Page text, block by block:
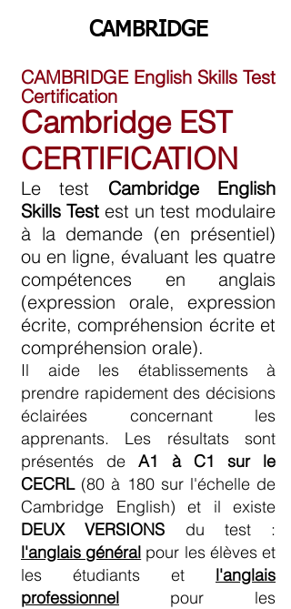
CAMBRIDGE
CAMBRIDGE English Skills Test
Certification
Cambridge EST
CERTIFICATION
Le test Cambridge English
Skills Test est un test modulaire
à la demande (en présentiel)
ou en ligne, évaluant les quatre
compétences en anglais
(expression orale, expression
écrite, compréhension écrite et
compréhension orale).
Il aide les établissements à
prendre rapidement des décisions
éclairées concernant les
apprenants. Les résultats sont
présentés deA1 à C1 sur le
CECRL (80 à 180 sur l'échelle de
Cambridge English) et il existe
DEUX VERSIONS du test :
l'anglais général pour les élèves et
les étudiants et l'anglais
professionnel pour les